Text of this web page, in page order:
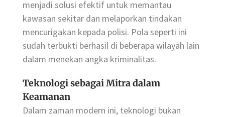
menjadi solusi efektif untuk memantau
kawasan sekitar dan melaporkan tindakan
mencurigakan kepada polisi. Pola seperti ini
sudah terbukti berhasil di beberapa wilayah lain
dalam menekan angka kriminalitas.
Teknologi sebagai Mitra dalam
Keamanan
Dalam zaman modern ini, teknologi bukan